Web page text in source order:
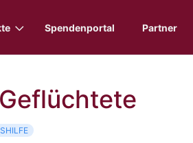
Spendenportal Partner